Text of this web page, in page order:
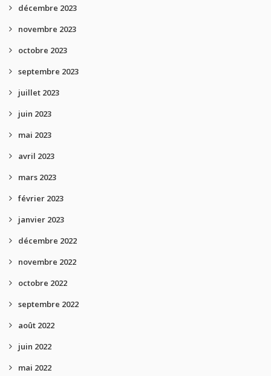
décembre 2023
novembre 2023
octobre 2023
septembre 2023
juillet 2023
juin 2023
mai 2023
avril 2023
mars 2023
février 2023
janvier 2023
décembre 2022
novembre 2022
octobre 2022
septembre 2022
août 2022
juin 2022
mai 2022